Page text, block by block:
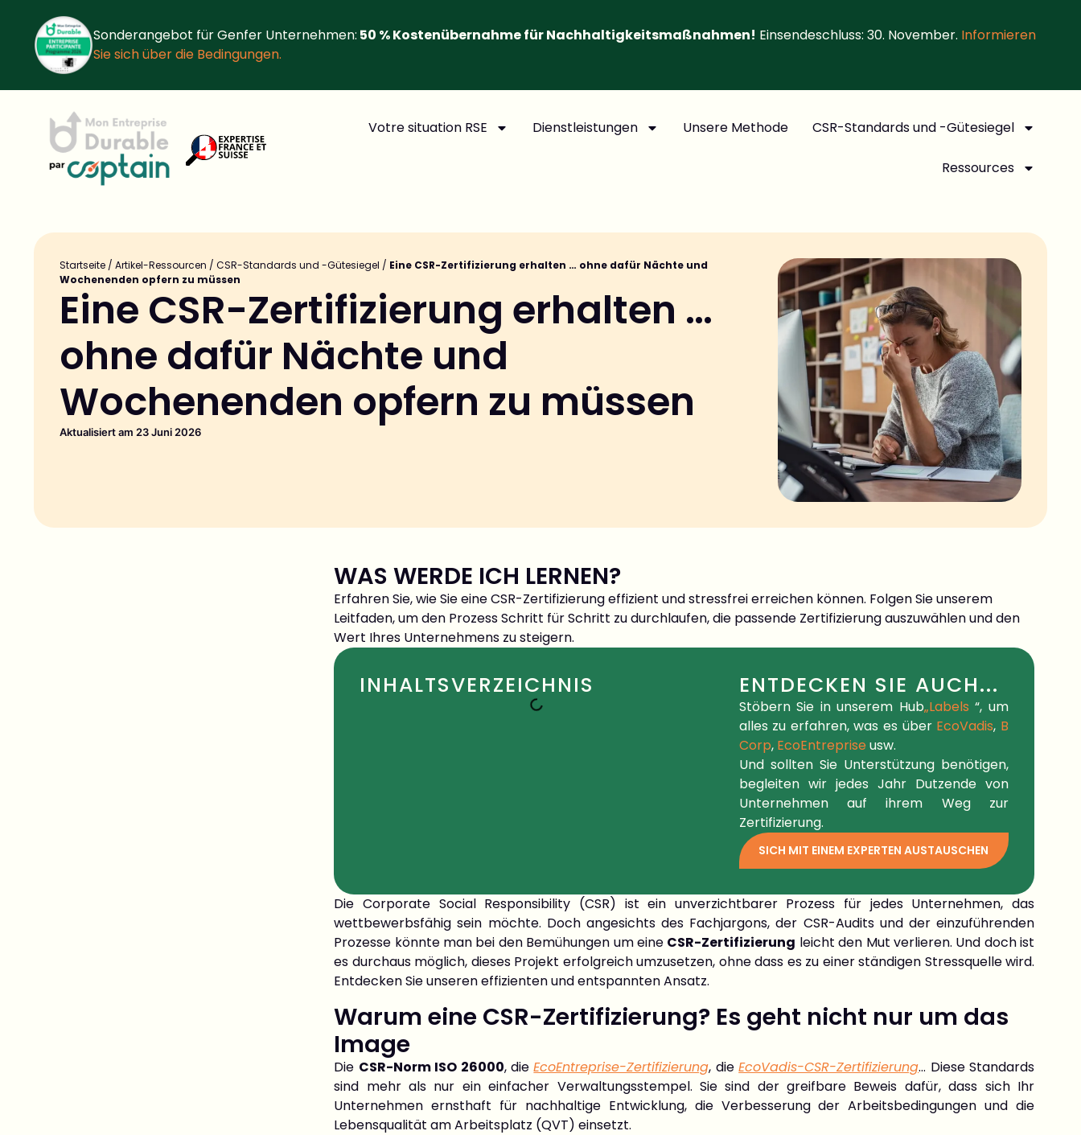
Sonderangebot für Genfer Unternehmen: 50 % Kostenübernahme für Nachhaltigkeitsmaßnahmen! Einsendeschluss: 30. November. Informieren
Sie sich über die Bedingungen.
Votre situation RSE Dienstleistungen Unsere Methode CSR-Standards und -Gütesiegel
Ressources
Startseite / Artikel-Ressourcen / CSR-Standards und -Gütesiegel / Eine CSR-Zertifizierung erhalten … ohne dafür Nächte und
Wochenenden opfern zu müssen
Eine CSR-Zertifizierung erhalten …
ohne dafür Nächte und
Wochenenden opfern zu müssen
Aktualisiert am 23 Juni 2026
WAS WERDE ICH LERNEN?
Erfahren Sie, wie Sie eine CSR-Zertifizierung effizient und stressfrei erreichen können. Folgen Sie unserem
Leitfaden, um den Prozess Schritt für Schritt zu durchlaufen, die passende Zertifizierung auszuwählen und den
Wert Ihres Unternehmens zu steigern.
INHALTSVERZEICHNIS ENTDECKEN SIE AUCH...
Stöbern Sie in unserem Hub„Labels “, um
alles zu erfahren, was es über EcoVadis, B
Corp, EcoEntrepriseusw.
Und sollten Sie Unterstützung benötigen,
begleiten wir jedes Jahr Dutzende von
Unternehmen auf ihrem Weg zur
Zertifizierung.
SICH MIT EINEM EXPERTEN AUSTAUSCHEN
Die Corporate Social Responsibility (CSR) ist ein unverzichtbarer Prozess für jedes Unternehmen, das
wettbewerbsfähig sein möchte. Doch angesichts des Fachjargons, der CSR-Audits und der einzuführenden
Prozesse könnte man bei den Bemühungen um eine CSR-Zertifizierung leicht den Mut verlieren. Und doch ist
es durchaus möglich, dieses Projekt erfolgreich umzusetzen, ohne dass es zu einer ständigen Stressquelle wird.
Entdecken Sie unseren effizienten und entspannten Ansatz.
Warum eine CSR-Zertifizierung? Es geht nicht nur um das
Image
Die CSR-Norm ISO 26000, dieEcoEntreprise-Zertifizierung, dieEcoVadis-CSR-Zertifizierung… Diese Standards
sind mehr als nur ein einfacher Verwaltungsstempel. Sie sind der greifbare Beweis dafür, dass sich Ihr
Unternehmen ernsthaft für nachhaltige Entwicklung, die Verbesserung der Arbeitsbedingungen und die
Lebensqualität am Arbeitsplatz (QVT) einsetzt.